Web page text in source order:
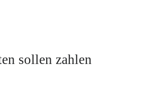
sollen zahlen